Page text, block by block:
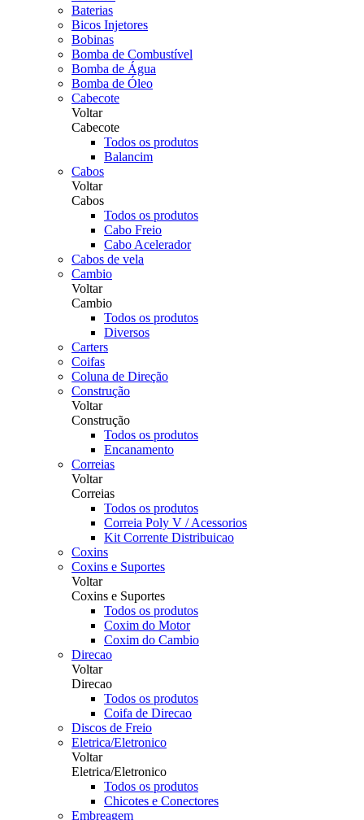
Baterias
Bicos Injetores
Bobinas
Bomba de Combustível
Bomba de Água
Bomba de Óleo
Cabecote
Voltar
Cabecote
Todos os produtos
Balancim
Cabos
Voltar
Cabos
Todos os produtos
Cabo Freio
Cabo Acelerador
Cabos de vela
Cambio
Voltar
Cambio
Todos os produtos
Diversos
Carters
Coifas
Coluna de Direção
Construção
Voltar
Construção
Todos os produtos
Encanamento
Correias
Voltar
Correias
Todos os produtos
Correia Poly V / Acessorios
Kit Corrente Distribuicao
Coxins
Coxins e Suportes
Voltar
Coxins e Suportes
Todos os produtos
Coxim do Motor
Coxim do Cambio
Direcao
Voltar
Direcao
Todos os produtos
Coifa de Direcao
Discos de Freio
Eletrica/Eletronico
Voltar
Eletrica/Eletronico
Todos os produtos
Chicotes e Conectores
Embreagem